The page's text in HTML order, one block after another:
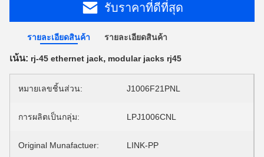
รับราคาที่ดีที่สุด
รายละเอียดสินค้า รายละเอียดสินค้า
เน้น: rj-45 ethernet jack, modular jacks rj45
หมายเลขชิ้นส่วน: J1006F21PNL
การผลิตเป็นกลุ่ม: LPJ1006CNL
Original Munafactuer: LINK-PP